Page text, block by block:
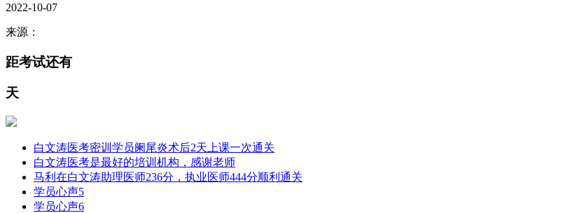
2022-10-07
来源：
距考试还有
天
白文涛医考密训学员阑尾炎术后2天上课一次通关
白文涛医考是最好的培训机构，感谢老师
马利在白文涛助理医师236分，执业医师444分顺利通关
学员心声5
学员心声6